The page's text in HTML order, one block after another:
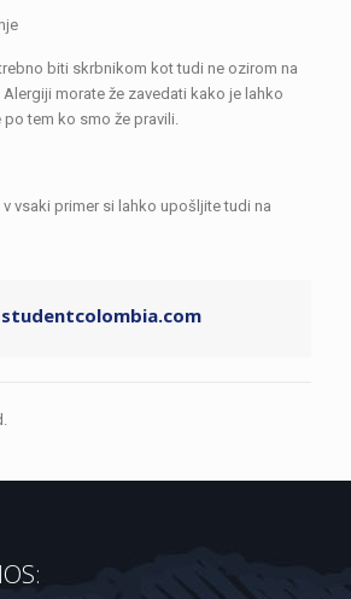
biti skrbnikom kot tudi ne ozirom na
morate že zavedati kako je lahko
tem ko smo že pravili.
vsaki primer si lahko upošljite tudi na
studentcolombia.com